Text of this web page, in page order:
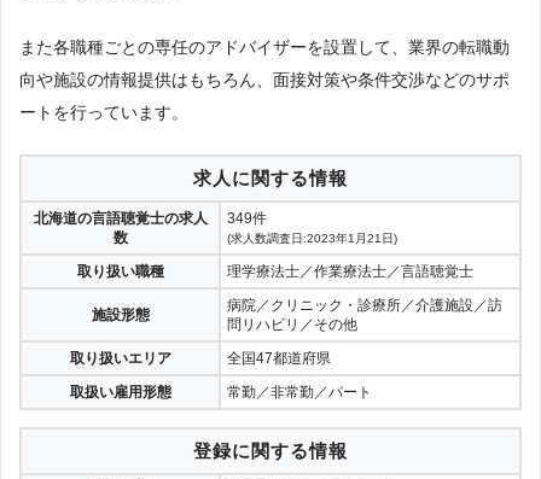
また各職種ごとの専任のアドバイザーを設置して、業界の転職動
向や施設の情報提供はもちろん、面接対策や条件交渉などのサポ
ートを行っています。
求人に関する情報
北海道の言語聴覚士の求人
数
349件
(求人数調査日:2023年1月21日)
取り扱い職種 理学療法士／作業療法士／言語聴覚士
施設形態
病院／クリニック・診療所／介護施設／訪
問リハビリ／その他
取り扱いエリア
全国47都道府県
取扱い雇用形態
常勤／非常勤／パート
登録に関する情報